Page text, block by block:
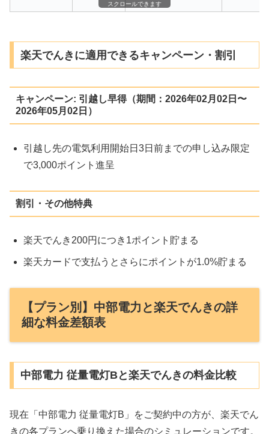
スクロールできます
楽天でんきに適用できるキャンペーン・割引
キャンペーン: 引越し早得（期間：2026年02月02日〜
2026年05月02日）
引越し先の電気利用開始日3日前までの申し込み限定
で3,000ポイント進呈
割引・その他特典
楽天でんき200円につき1ポイント貯まる
楽天カードで支払うとさらにポイントが1.0%貯まる
【プラン別】中部電力と楽天でんきの詳
細な料金差額表
中部電力 従量電灯Bと楽天でんきの料金比較
現在「中部電力 従量電灯B」をご契約中の方が、楽天でん
きの各プランへ乗り換えた場合のシミュレーションです。